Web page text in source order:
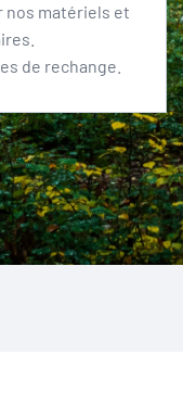
nos matériels et
de rechange.